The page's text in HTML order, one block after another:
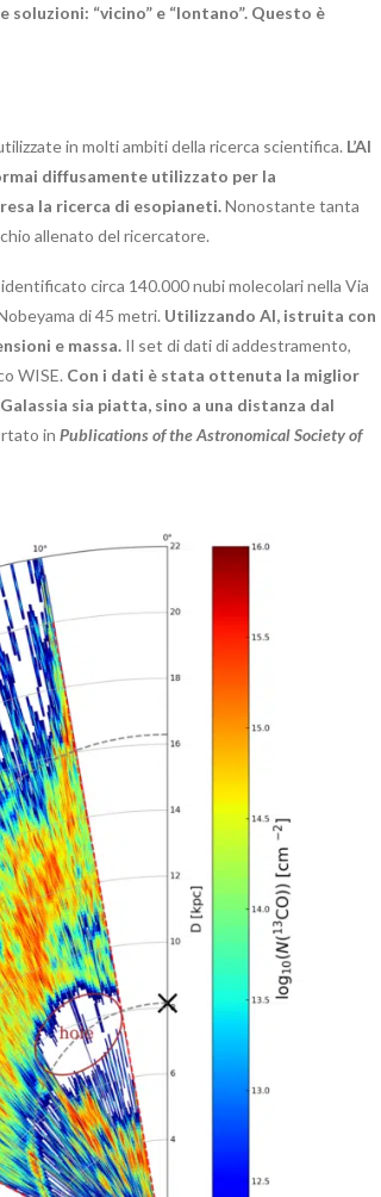
“vicino” e “lontano”. Questo è
in molti ambiti della ricerca scientifica. L’AI
diffusamente utilizzato per la
la ricerca di esopianeti.Nonostante tanta
allenato del ricercatore.
circa 140.000 nubi molecolari nella Via
di 45 metri. Utilizzando AI, istruita con
e massa. Il set di dati di addestramento,
WISE. Con i dati è stata ottenuta la miglior
sia piatta, sino a una distanza dal
in Publications of the Astronomical Society of